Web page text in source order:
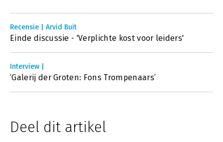
Recensie | Arvid Buit
Einde discussie - 'Verplichte kost voor leiders'
Interview |
‘Galerij der Groten: Fons Trompenaars’
Deel dit artikel